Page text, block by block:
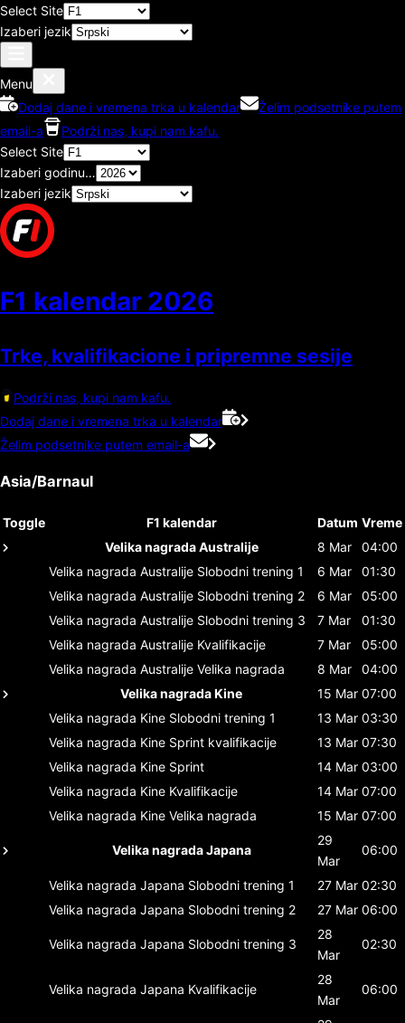
Select Site
Izaberi jezik
Menu
Dodaj dane i vremena trka u kalendar
Želim podsetnike putem
email-a
Podrži nas, kupi nam kafu.
Select Site
Izaberi godinu…
Izaberi jezik
F1 kalendar 2026
Trke, kvalifikacione i pripremne sesije
Podrži nas, kupi nam kafu.
Dodaj dane i vremena trka u kalendar
Želim podsetnike putem email-a
Asia/Barnaul
Toggle F1 kalendar Datum Vreme
Velika nagrada Australije
8 Mar
04:00
Velika nagrada Australije Slobodni trening 1 6 Mar
01:30
Velika nagrada Australije Slobodni trening 2 6 Mar
05:00
Velika nagrada Australije Slobodni trening 3 7 Mar
01:30
Velika nagrada Australije Kvalifikacije 7 Mar
05:00
Velika nagrada Australije Velika nagrada 8 Mar
04:00
Velika nagrada Kine
15 Mar 07:00
Velika nagrada Kine Slobodni trening 1 13 Mar 03:30
Velika nagrada Kine Sprint kvalifikacije 13 Mar 07:30
Velika nagrada Kine Sprint 14 Mar 03:00
Velika nagrada Kine Kvalifikacije 14 Mar 07:00
Velika nagrada Kine Velika nagrada 15 Mar 07:00
Velika nagrada Japana
29
Mar
06:00
Velika nagrada Japana Slobodni trening 1 27 Mar 02:30
Velika nagrada Japana Slobodni trening 2 27 Mar 06:00
Velika nagrada Japana Slobodni trening 3
28
Mar
02:30
Velika nagrada Japana Kvalifikacije
28
Mar
06:00